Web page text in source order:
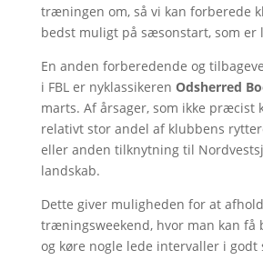
træningen om, så vi kan forberede
bedst muligt på sæsonstart, som er
En anden forberedende og
i FBL er nyklassikeren Odsherred
marts. Af årsager, som ikke præcist
relativt stor andel af klubbens
eller anden tilknytning til
landskab.
Dette giver muligheden for at
træningsweekend, hvor man kan få
og køre nogle lede intervaller i godt